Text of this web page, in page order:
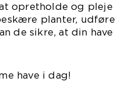
opretholde og pleje
planter, udføre
de sikre, at din have
have i dag!